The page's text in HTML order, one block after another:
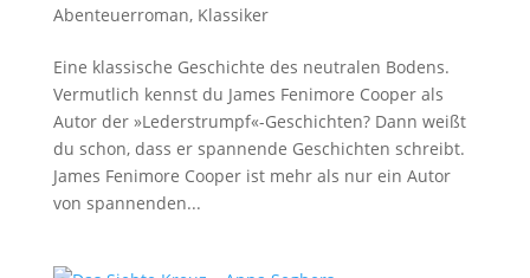
Abenteuerroman, Klassiker
Eine klassische Geschichte des neutralen Bodens.
Vermutlich kennst du James Fenimore Cooper als
Autor der »Lederstrumpf«-Geschichten? Dann weißt
du schon, dass er spannende Geschichten schreibt.
James Fenimore Cooper ist mehr als nur ein Autor
von spannenden...